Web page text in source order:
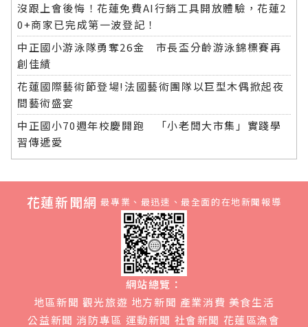
沒跟上會後悔！花蓮免費AI行銷工具開放體驗，花蓮2
0+商家已完成第一波登記！
中正國小游泳隊勇奪26金 市長盃分齡游泳錦標賽再
創佳績
花蓮國際藝術節登場!法國藝術團隊以巨型木偶掀起夜
間藝術盛宴
中正國小70週年校慶開跑 「小老闆大市集」實踐學
習傳遞愛
花蓮新聞網 最專業、最迅速、最全面的在地新聞報導
網站總覽：
地區新聞 觀光旅遊 地方新聞 產業消費 美食生活
公益新聞 消防專區 運動新聞 社會新聞 花蓮區漁會